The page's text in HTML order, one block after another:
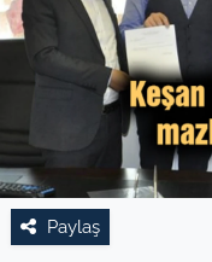
Paylaş
TARIM VE
KÜLTÜR
RESMİ İLAN
SPOR